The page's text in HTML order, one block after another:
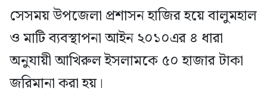
সেসময় উপজেলা প্রশাসন হাজির হয়ে বালুমহাল
ও মাটি ব্যবস্থাপনা আইন ২০১০এর ৪ ধারা
অনুযায়ী আখিরুল ইসলামকে ৫০ হাজার টাকা
জরিমানা করা হয়।